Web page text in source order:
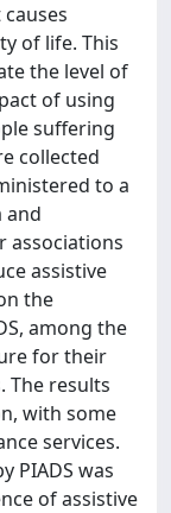
of life. This
the level of
of using
suffering
collected
to a
and
associations
assistive
the
among the
for their
The results
with some
services.
PIADS was
of assistive